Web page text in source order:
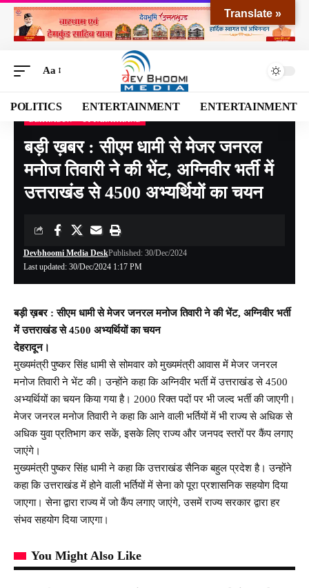
Aa
POLITICS ENTERTAINMENT ENTERTAINMENT
Devbhoomi Media Blog>NATIONAL>UTTARAKHAND>DEHRADUN
बड़ी ख़बर : सीएम धामी से मेजर जनरल
मनोज तिवारी ने की भेंट, अग्निवीर भर्ती में
उत्तराखंड से 4500 अभ्यर्थियों का चयन
Last updated: 30/Dec/2024 1:17 PM
Devbhoomi Media DeskPublished: 30/Dec/2024
बड़ी ख़बर : सीएम धामी से मेजर जनरल मनोज तिवारी ने की भेंट, अग्निवीर भर्ती
में उत्तराखंड से 4500 अभ्यर्थियों का चयन
देहरादून।
मुख्यमंत्री पुष्कर सिंह धामी से सोमवार को मुख्यमंत्री आवास में मेजर जनरल
मनोज तिवारी ने भेंट की। उन्होंने कहा कि अग्निवीर भर्ती में उत्तराखंड से 4500
अभ्यर्थियों का चयन किया गया है। 2000 रिक्त पदों पर भी जल्द भर्ती की जाएगी।
मेजर जनरल मनोज तिवारी ने कहा कि आने वाली भर्तियों में भी राज्य से अधिक से
अधिक युवा प्रतिभाग कर सकें, इसके लिए राज्य और जनपद स्तरों पर कैंप लगाए
जाएंगे।
मुख्यमंत्री पुष्कर सिंह धामी ने कहा कि उत्तराखंड सैनिक बहुल प्रदेश है। उन्होंने
कहा कि उत्तराखंड में होने वाली भर्तियों में सेना को पूरा प्रशासनिक सहयोग दिया
जाएगा। सेना द्वारा राज्य में जो कैंप लगाए जाएंगे, उसमें राज्य सरकार द्वारा हर
संभव सहयोग दिया जाएगा।
You Might Also Like
Translate »